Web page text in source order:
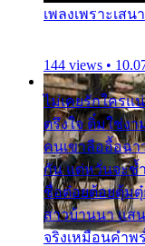
เพลงเพราะเสน
144 views •
ไม่เคยรักใครแ
ตรึงใจ ติ๋มใช่ง
คนเขาลืออื้อฉา
กัน แต่หวั่นจะช้
ชื่อต๋อยต้อยตุ้มตุ๋
สาวบ้านนา แส
จริงเหมือนคำพ